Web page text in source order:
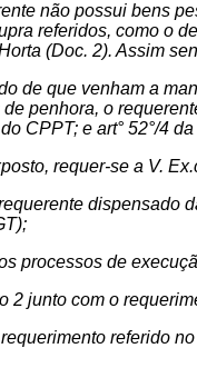
não possui bens
referidos, como o
(Doc. 2). Assim
de que venham a
penhora, o
CPPT; e art° 52°/4
requer-se a V.
dispensado
processos de
2 junto com o
referido